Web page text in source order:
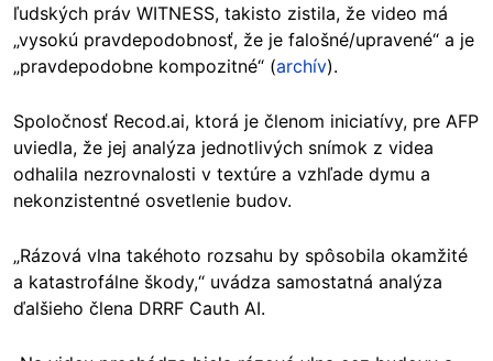
ľudských práv WITNESS, takisto zistila, že video má
„vysokú pravdepodobnosť, že je falošné/upravené“ a je
„pravdepodobne kompozitné“ (archív).
Spoločnosť Recod.ai, ktorá je členom iniciatívy, pre AFP
uviedla, že jej analýza jednotlivých snímok z videa
odhalila nezrovnalosti v textúre a vzhľade dymu a
nekonzistentné osvetlenie budov.
„Rázová vlna takéhoto rozsahu by spôsobila okamžité
a katastrofálne škody,“ uvádza samostatná analýza
ďalšieho člena DRRF Cauth AI.